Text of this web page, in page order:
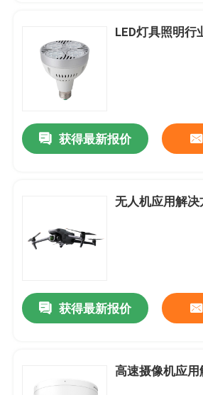
LED灯具照明行
获得最新报价
无人机应用解决
获得最新报价
高速摄像机应用